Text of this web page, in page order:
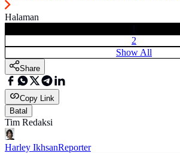
Halaman
2
Show All
Share
Copy Link
Batal
Tim Redaksi
Harley IkhsanReporter